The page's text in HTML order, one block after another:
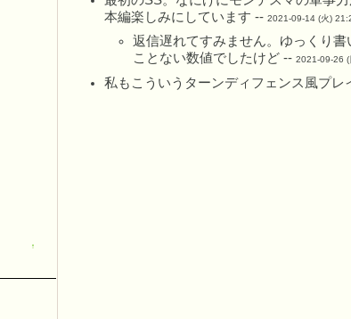
↑
本編楽しみにしています -- 2021-09-14 (火)
返信遅れてすみません。ゆっくり
ことない数値でしたけど -- 2021-09-26
私もこういうターンディフェンス風プ